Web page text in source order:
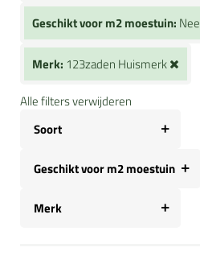
Geschikt voor m2 moestuin: Nee
Merk: 123zaden Huismerk
Alle filters verwijderen
Soort
Geschikt voor m2 moestuin
Merk